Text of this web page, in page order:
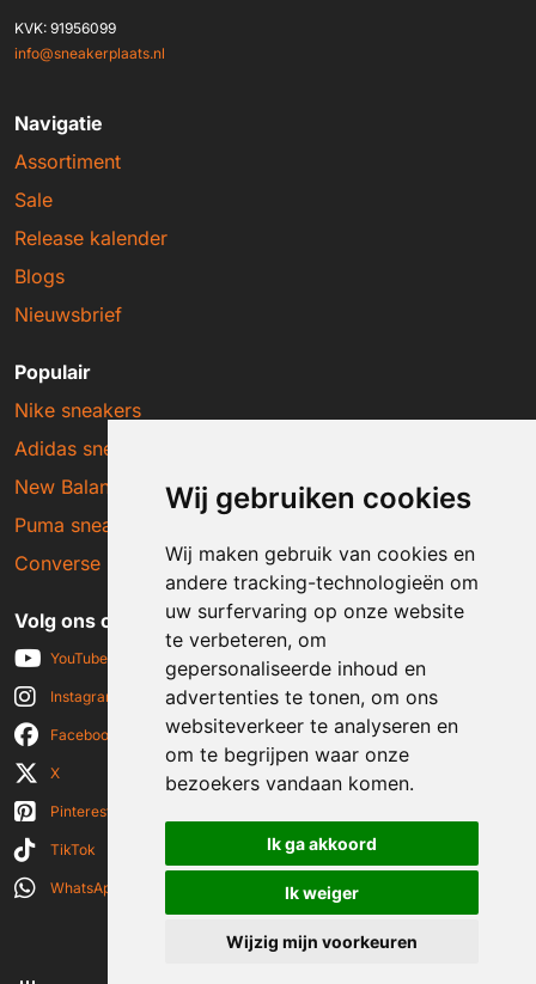
Wij gebruiken cookies
Wij maken gebruik van cookies en
andere tracking-technologieën om
uw surfervaring op onze website
te verbeteren, om
gepersonaliseerde inhoud en
advertenties te tonen, om ons
websiteverkeer te analyseren en
om te begrijpen waar onze
bezoekers vandaan komen.
Ik ga akkoord
Ik weiger
Wijzig mijn voorkeuren
KVK: 91956099
info@sneakerplaats.nl
Navigatie
Assortiment
Sale
Release kalender
Blogs
Nieuwsbrief
Populair
Nike sneakers
Adidas sneakers
New Balance sneakers
Puma sneakers
Converse sneakers
Volg ons op social media
YouTube
Instagram
Facebook
X
Pinterest
TikTok
WhatsApp